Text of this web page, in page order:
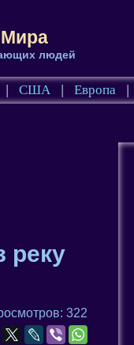
Мира
людей
| США | Европа |
реку
322